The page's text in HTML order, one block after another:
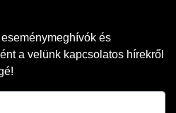
és
a velünk kapcsolatos hírekről